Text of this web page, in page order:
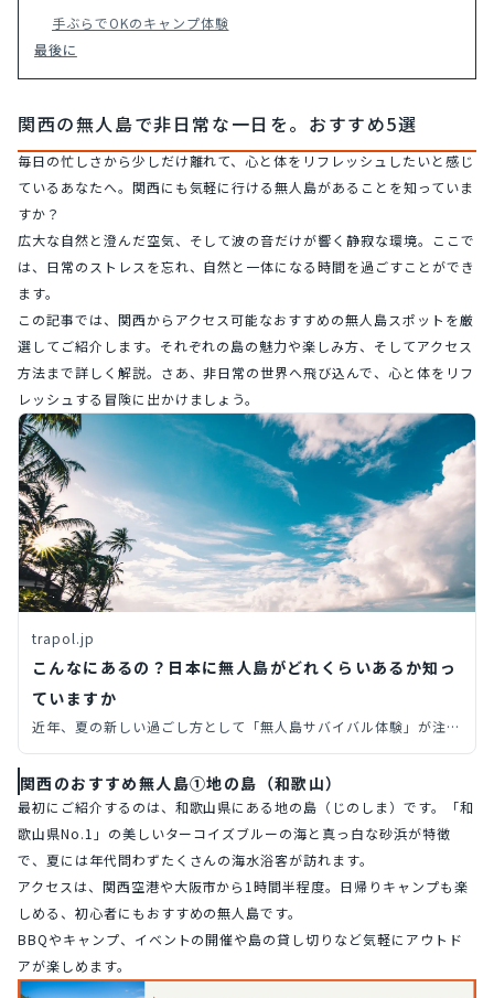
手ぶらでOKのキャンプ体験
最後に
関西の無人島で非日常な一日を。おすすめ5選
毎日の忙しさから少しだけ離れて、心と体をリフレッシュしたいと感じ
ているあなたへ。関西にも気軽に行ける無人島があることを知っていま
すか？
広大な自然と澄んだ空気、そして波の音だけが響く静寂な環境。ここで
は、日常のストレスを忘れ、自然と一体になる時間を過ごすことができ
ます。
この記事では、関西からアクセス可能なおすすめの無人島スポットを厳
選してご紹介します。それぞれの島の魅力や楽しみ方、そしてアクセス
方法まで詳しく解説。さあ、非日常の世界へ飛び込んで、心と体をリフ
レッシュする冒険に出かけましょう。
trapol.jp
こんなにあるの？日本に無人島がどれくらいあるか知っ
ていますか
近年、夏の新しい過ごし方として「無人島サバイバル体験」が注目
を集めています。今回は、そんな無人島が一体日本にいくつあるの
かをご紹介します！
関西のおすすめ無人島①地の島（和歌山）
最初にご紹介するのは、和歌山県にある地の島（じのしま）です。「和
歌山県No.1」の美しいターコイズブルーの海と真っ白な砂浜が特徴
で、夏には年代問わずたくさんの海水浴客が訪れます。
アクセスは、関西空港や大阪市から1時間半程度。日帰りキャンプも楽
しめる、初心者にもおすすめの無人島です。
BBQやキャンプ、イベントの開催や島の貸し切りなど気軽にアウトド
アが楽しめます。